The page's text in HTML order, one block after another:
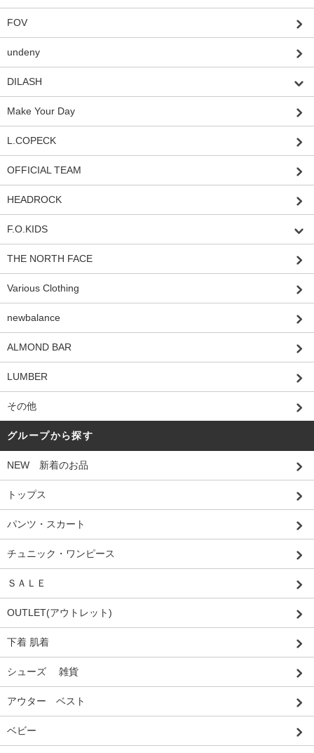
FOV
undeny
DILASH
Make Your Day
L.COPECK
OFFICIAL TEAM
HEADROCK
F.O.KIDS
THE NORTH FACE
Various Clothing
newbalance
ALMOND BAR
LUMBER
その他
グループから探す
NEW 新着のお品
トップス
パンツ・スカート
チュニック・ワンピース
ＳＡＬＥ
OUTLET(アウトレット)
下着 肌着
シューズ 雑貨
アウター ベスト
ベビー